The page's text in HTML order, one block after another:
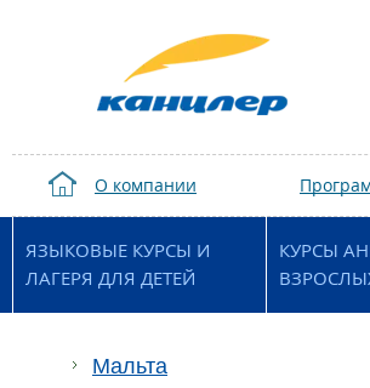
О компании
ЯЗЫКОВЫЕ КУРСЫ И
ЛАГЕРЯ ДЛЯ ДЕТЕЙ
КУРСЫ
Мальта